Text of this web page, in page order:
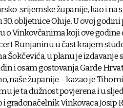
srijemske županije, kao i
30. obljetnice Oluje. U ovoj
o Vinkovčanima koji ove
Runjaninu u čast krajem
Šokčevića, u planu je
i osam gostovanja Garde
naše županije – kazao je
je ta dužnost povjerena i u
gradonačelnik Vinkovaca Josip